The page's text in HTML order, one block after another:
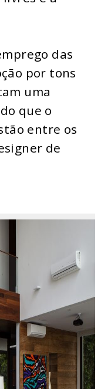
das
por tons
uma
que o
entre os
de